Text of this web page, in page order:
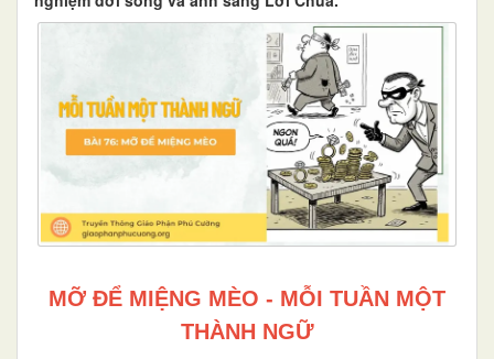
MỠ ĐỂ MIỆNG MÈO - MỖI TUẦN MỘT
THÀNH NGỮ